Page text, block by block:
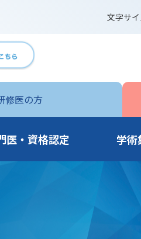
文字サ
修医の方
医・資格認定 学術